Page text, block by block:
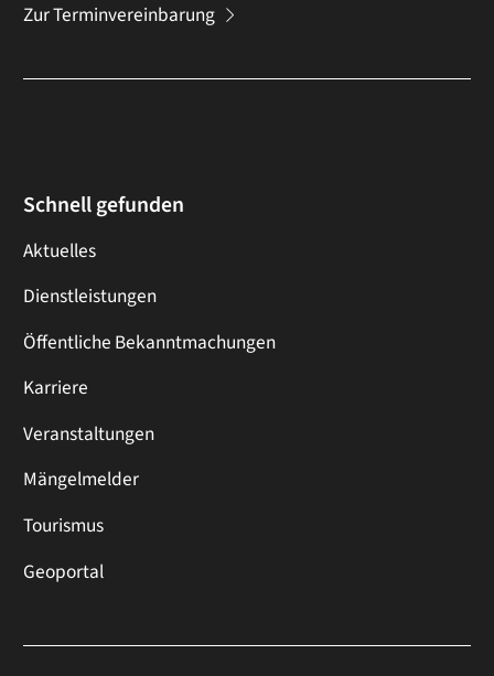
Zur Terminvereinbarung
Schnell gefunden
Aktuelles
Dienstleistungen
Öffentliche Bekanntmachungen
Karriere
Veranstaltungen
Mängelmelder
Tourismus
Geoportal